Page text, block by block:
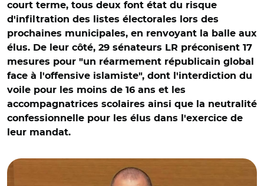
court terme, tous deux font état du risque
d'infiltration des listes électorales lors des
prochaines municipales, en renvoyant la balle aux
élus. De leur côté, 29 sénateurs LR préconisent 17
mesures pour "un réarmement républicain global
face à l'offensive islamiste", dont l'interdiction du
voile pour les moins de 16 ans et les
accompagnatrices scolaires ainsi que la neutralité
confessionnelle pour les élus dans l'exercice de
leur mandat.
© Capture vidéo Assemblée nationale/ Audition de